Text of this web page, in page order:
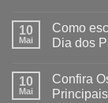
10
Mai
Como
Dia dos
10
Mai
Confira